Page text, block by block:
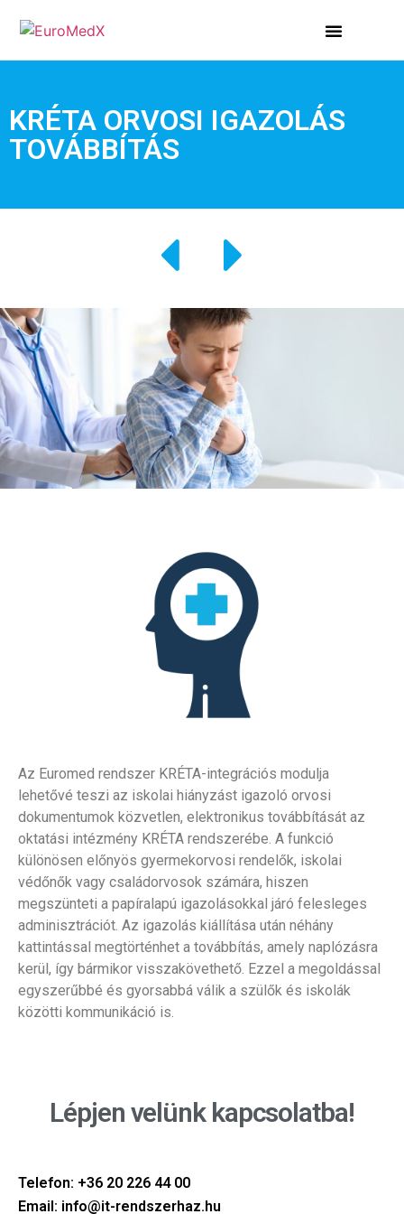
KRÉTA ORVOSI IGAZOLÁS
TOVÁBBÍTÁS
Az Euromed rendszer KRÉTA-integrációs modulja
lehetővé teszi az iskolai hiányzást igazoló orvosi
dokumentumok közvetlen, elektronikus továbbítását az
oktatási intézmény KRÉTA rendszerébe. A funkció
különösen előnyös gyermekorvosi rendelők, iskolai
védőnők vagy családorvosok számára, hiszen
megszünteti a papíralapú igazolásokkal járó felesleges
adminisztrációt. Az igazolás kiállítása után néhány
kattintással megtörténhet a továbbítás, amely naplózásra
kerül, így bármikor visszakövethető. Ezzel a megoldással
egyszerűbbé és gyorsabbá válik a szülők és iskolák
közötti kommunikáció is.
Lépjen velünk kapcsolatba!
Telefon: +36 20 226 44 00
Email: info@it-rendszerhaz.hu